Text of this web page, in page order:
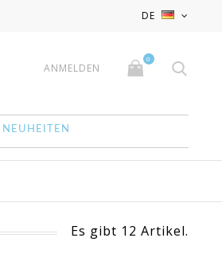
DE
ANMELDEN
0
NEUHEITEN
Es gibt 12 Artikel.